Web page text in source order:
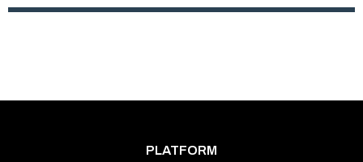
PLATFORM